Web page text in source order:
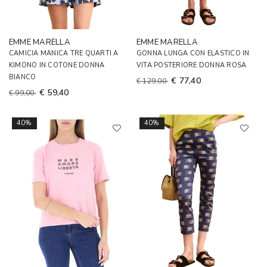
EMME MARELLA
CAMICIA MANICA TRE QUARTI A
KIMONO IN COTONE DONNA
BIANCO
€ 99,00 € 59,40
EMME MARELLA
GONNA LUNGA CON ELASTICO IN
VITA POSTERIORE DONNA ROSA
€ 129,00 € 77,40
40% 40%